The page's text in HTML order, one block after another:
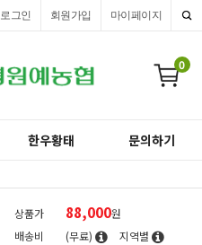
마이페이지
회원가입
로그인
0
한우황태 문의하기
상품가 88,000원
배송비
(무료) 지역별